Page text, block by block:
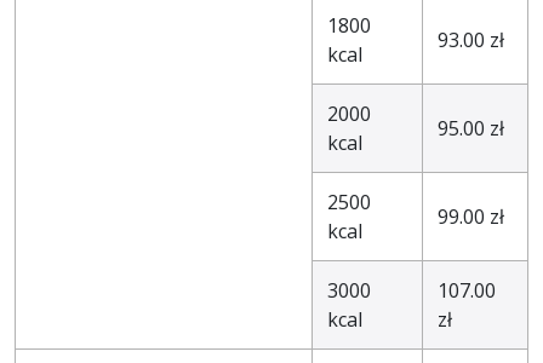
1800
kcal
93.00 zł
2000
kcal
95.00 zł
2500
kcal
99.00 zł
3000
kcal
107.00
zł